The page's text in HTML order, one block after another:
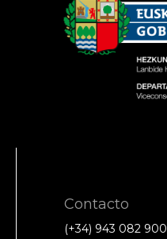
Contacto
(+34) 943 082 900